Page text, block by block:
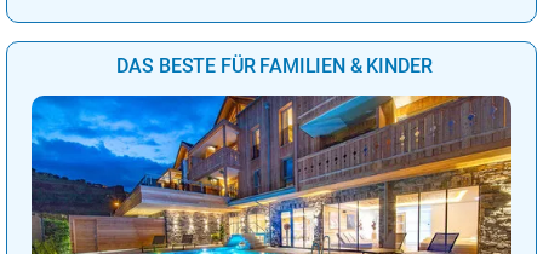
DAS BESTE FÜR FAMILIEN & KINDER